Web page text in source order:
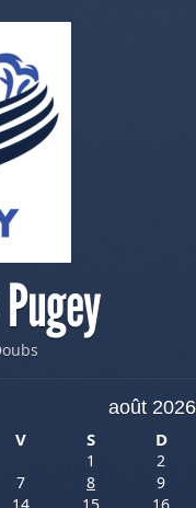
août 2026
V S D
1
2
7 8
9